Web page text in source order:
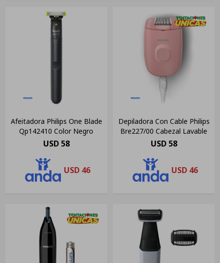
Afeitadora Philips One Blade
Qp142410 Color Negro
USD 58
USD 46
Depiladora Con Cable Philips
Bre227/00 Cabezal Lavable
USD 58
USD 46